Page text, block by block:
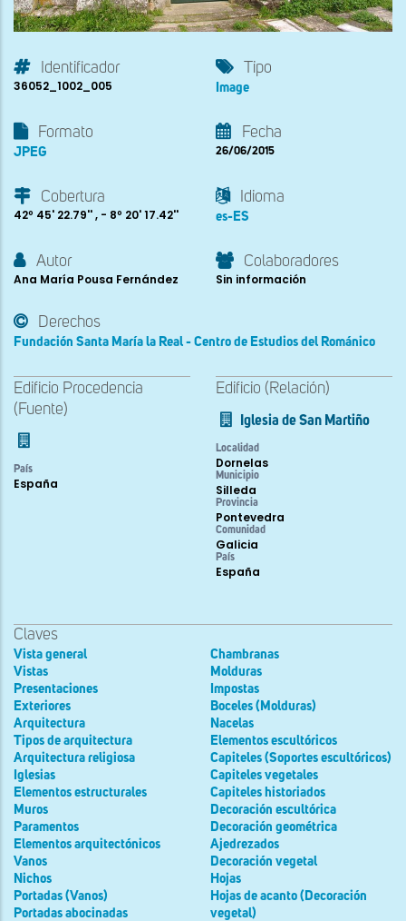
Identificador
36052_1002_005
Tipo
Image
Formato
JPEG
Fecha
26/06/2015
Cobertura
42º 45' 22.79'' , - 8º 20' 17.42''
Idioma
es-ES
Autor
Ana María Pousa Fernández
Colaboradores
Sin información
Derechos
Fundación Santa María la Real - Centro de Estudios del Románico
Edificio Procedencia
(Fuente)
País
España
Edificio (Relación)
Iglesia de San Martiño
Localidad
Dornelas
Municipio
Silleda
Provincia
Pontevedra
Comunidad
Galicia
País
España
Claves
Vista general
Vistas
Presentaciones
Exteriores
Arquitectura
Tipos de arquitectura
Arquitectura religiosa
Iglesias
Elementos estructurales
Muros
Paramentos
Elementos arquitectónicos
Vanos
Nichos
Portadas (Vanos)
Portadas abocinadas
Chambranas
Molduras
Impostas
Boceles (Molduras)
Nacelas
Elementos escultóricos
Capiteles (Soportes escultóricos)
Capiteles vegetales
Capiteles historiados
Decoración escultórica
Decoración geométrica
Ajedrezados
Decoración vegetal
Hojas
Hojas de acanto (Decoración
vegetal)